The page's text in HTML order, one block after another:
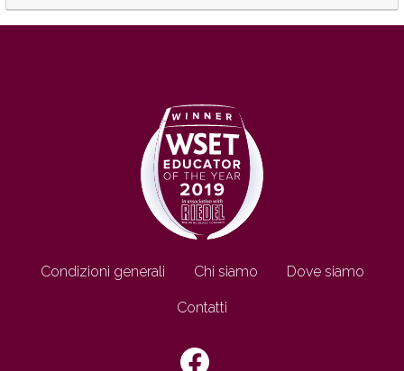
Footer IT
Condizioni generali Chi siamo Dove siamo
Contatti